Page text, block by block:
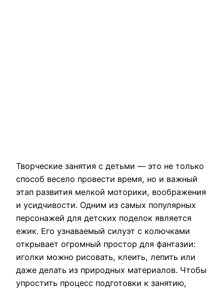
Творческие занятия с детьми — это не только
способ весело провести время, но и важный
этап развития мелкой моторики, воображения
и усидчивости. Одним из самых популярных
персонажей для детских поделок является
ежик. Его узнаваемый силуэт с колючками
открывает огромный простор для фантазии:
иголки можно рисовать, клеить, лепить или
даже делать из природных материалов. Чтобы
упростить процесс подготовки к занятию,